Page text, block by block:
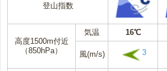
登山指数
高度1500m付近
（850hPa）
気温 16℃
風(m/s) 3